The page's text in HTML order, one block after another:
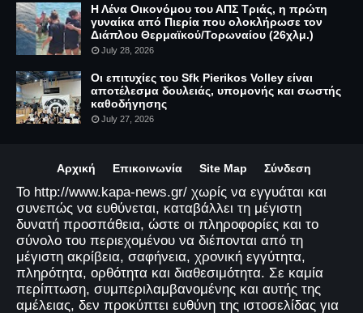
Η Λένα Οικονόμου του ΑΠΣ Τριάς, η πρώτη
γυναίκα από Πιερία που ολοκλήρωσε τον
Διάπλου Θερμαϊκού/Τορωναίου (26χλμ.)
July 28, 2026
Οι επιτυχίες του Sfk Pierikos Volley είναι
αποτέλεσμα δουλειάς, υπομονής και σωστής
καθοδήγησης
July 27, 2026
Αρχική Επικοινωνία Site Map Σύνδεση
Το http://www.kapa-news.gr/ χωρίς να εγγυάται και
συνεπώς να ευθύνεται, καταβάλλει τη μέγιστη
δυνατή προσπάθεια, ώστε οι πληροφορίες και το
σύνολο του περιεχομένου να διέπονται από τη
μέγιστη ακρίβεια, σαφήνεια, χρονική εγγύτητα,
πληρότητα, ορθότητα και διαθεσιμότητα. Σε καμία
περίπτωση, συμπεριλαμβανομένης και αυτής της
αμέλειας, δεν προκύπτει ευθύνη της ιστοσελίδας για